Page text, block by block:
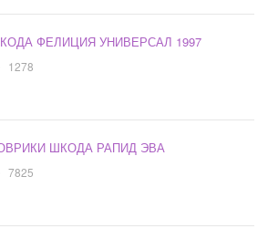
ФЕЛИЦИЯ УНИВЕРСАЛ 1997
1278
ШКОДА РАПИД ЭВА
7825